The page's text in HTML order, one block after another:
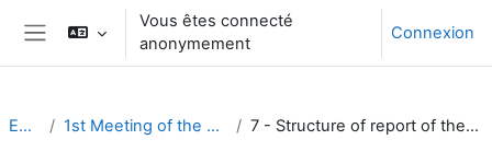
Passer au contenu principal
Panneau latéral
Vous êtes connecté
anonymement
Connexion
EC-CDP 1st Meeting of the CDP (26-27 August 2020) 7 - Structure of report of the EC Panel to the Executive Council